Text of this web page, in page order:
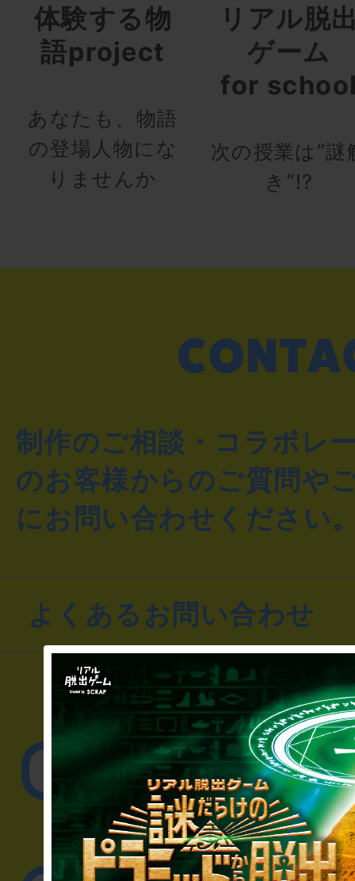
体験する物
語project
あなたも、物語
の登場人物にな
りませんか
リアル脱
ゲーム
for
次の授業は“謎
き”!?
制作のご相談・コラボレ
のお客様からのご質問や
にお問い合わせください
よくあるお問い合わせ
▼一般のお客様
公演内容、チケット
▼企業／法人の方